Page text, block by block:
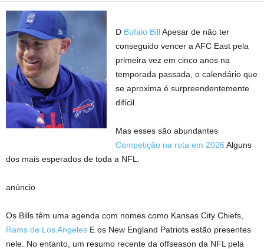
D Búfalo BillApesar de não ter
conseguido vencer a AFC East pela
primeira vez em cinco anos na
temporada passada, o calendário que
se aproxima é surpreendentemente
difícil.
Mas esses são abundantes
Competição na rota em 2026 Alguns
dos mais esperados de toda a NFL.
anúncio
Os Bills têm uma agenda com nomes como Kansas City Chiefs,
Rams de Los Angeles E os New England Patriots estão presentes
nele. No entanto, um resumo recente da offseason da NFL pela